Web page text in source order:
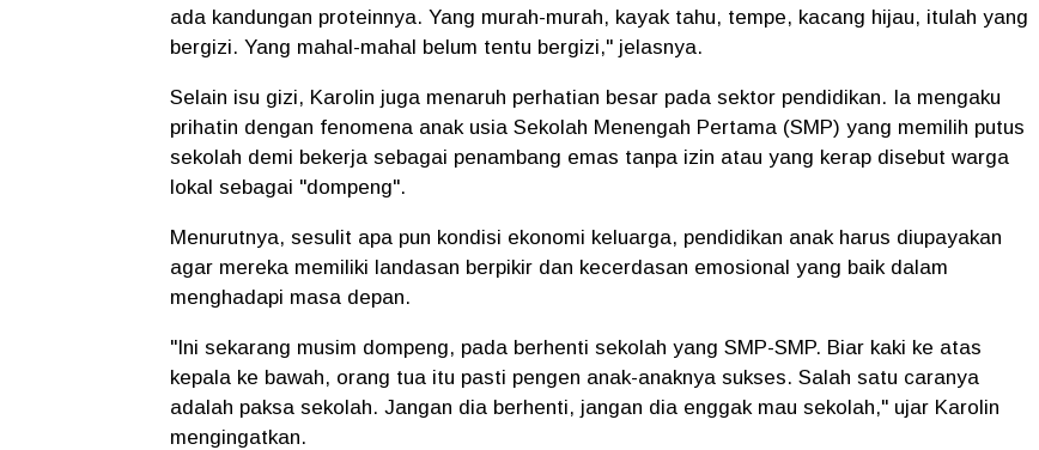
ada kandungan proteinnya. Yang murah-murah, kayak tahu, tempe, kacang hijau, itulah yang
bergizi. Yang mahal-mahal belum tentu bergizi," jelasnya.
Selain isu gizi, Karolin juga menaruh perhatian besar pada sektor pendidikan. Ia mengaku
prihatin dengan fenomena anak usia Sekolah Menengah Pertama (SMP) yang memilih putus
sekolah demi bekerja sebagai penambang emas tanpa izin atau yang kerap disebut warga
lokal sebagai "dompeng".
Menurutnya, sesulit apa pun kondisi ekonomi keluarga, pendidikan anak harus diupayakan
agar mereka memiliki landasan berpikir dan kecerdasan emosional yang baik dalam
menghadapi masa depan.
"Ini sekarang musim dompeng, pada berhenti sekolah yang SMP-SMP. Biar kaki ke atas
kepala ke bawah, orang tua itu pasti pengen anak-anaknya sukses. Salah satu caranya
adalah paksa sekolah. Jangan dia berhenti, jangan dia enggak mau sekolah," ujar Karolin
mengingatkan.